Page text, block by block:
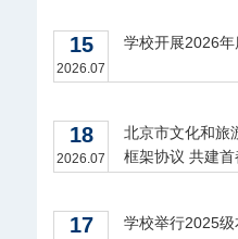
15
2026.07
学校开展2026年
18
2026.07
北京市文化和旅
框架协议 共建
17 学校举行2025